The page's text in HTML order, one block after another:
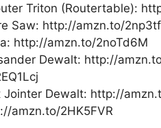
Triton (Routertable):
Saw: http://amzn.to/
http://amzn.to/2noTd6M
Dewalt: http://
Dewalt: http://
amzn.to/2HK5FVR